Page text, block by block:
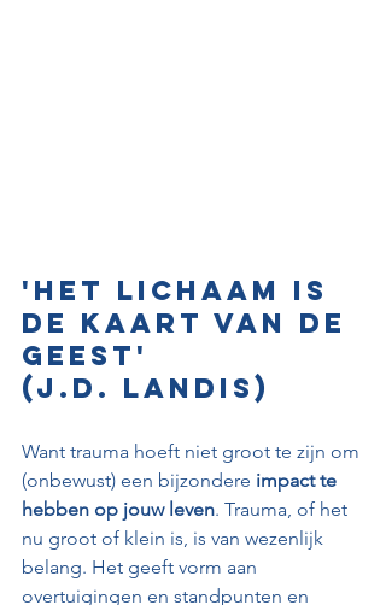
'Het lichaam is
de kaart van de
geest'
(J.D. Landis)
Want trauma hoeft niet groot te zijn om
(onbewust) een bijzondere impact te
hebben op jouw leven. Trauma, of het
nu groot of klein is, is van wezenlijk
belang. Het geeft vorm aan
overtuigingen en standpunten en